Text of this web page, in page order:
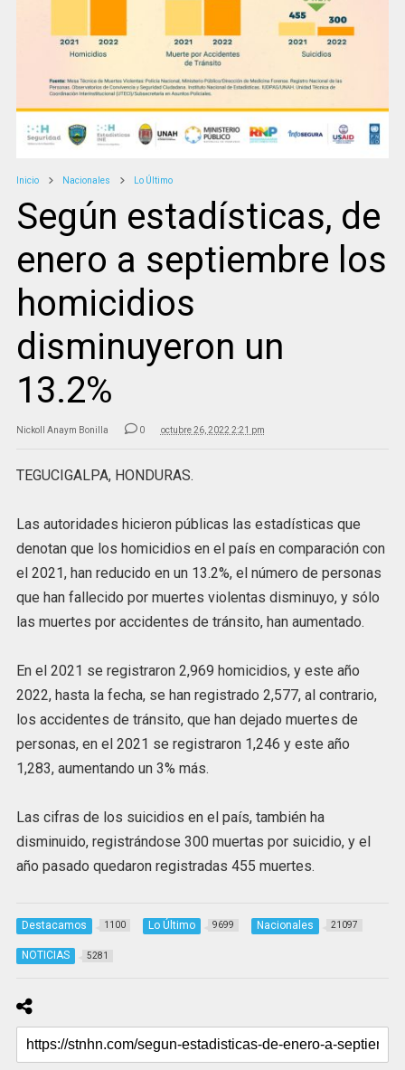
Inicio Nacionales Lo Último
Según estadísticas, de
enero a septiembre los
homicidios
disminuyeron un
13.2%
Nickoll Anaym Bonilla 0 octubre 26, 2022 2:21 pm
TEGUCIGALPA, HONDURAS.
Las autoridades hicieron públicas las estadísticas que
denotan que los homicidios en el país en comparación con
el 2021, han reducido en un 13.2%, el número de personas
que han fallecido por muertes violentas disminuyo, y sólo
las muertes por accidentes de tránsito, han aumentado.
En el 2021 se registraron 2,969 homicidios, y este año
2022, hasta la fecha, se han registrado 2,577, al contrario,
los accidentes de tránsito, que han dejado muertes de
personas, en el 2021 se registraron 1,246 y este año
1,283, aumentando un 3% más.
Las cifras de los suicidios en el país, también ha
disminuido, registrándose 300 muertas por suicidio, y el
año pasado quedaron registradas 455 muertes.
Destacamos 1100 Lo Último 9699 Nacionales 21097
NOTICIAS 5281